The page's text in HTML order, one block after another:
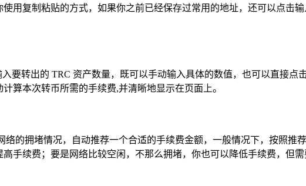
用复制粘贴的方式，如果你之前已经保存过常用的地址，还可以点击
要转出的 TRC 资产数量，既可以手动输入具体的数值，也可以直接点
算本次转币所需的手续费,并清晰地显示在页面上。
络的拥堵情况，自动推荐一个合适的手续费金额，一般情况下，按照
手续费；要是网络比较空闲，不那么拥堵，你也可以降低手续费，但